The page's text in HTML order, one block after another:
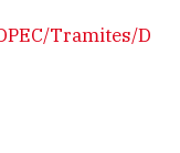
Tramites/D